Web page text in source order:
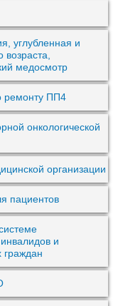
углубленная и
возраста,
медосмотр
ремонту ПП4
онкологической
организации
пациентов
и